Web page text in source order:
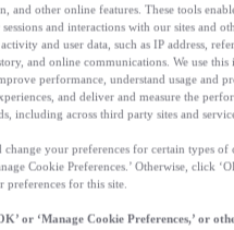
1 pristagare
Huvudvinst:
2 x startplatser (1
Evenemanget –
person för
Australien och
Flyg tur och retur i
huvudstad – till
and other online features. These tools
and interactions with our sites and
and user data, such as IP address,
and online communications. We use
performance, understand usage and
and deliver and measure the
including across third party sites and
change your preferences for certain types of
Cookie Preferences.’ Otherwise, click
preferences for this site.
or ‘Manage Cookie Preferences,’ or